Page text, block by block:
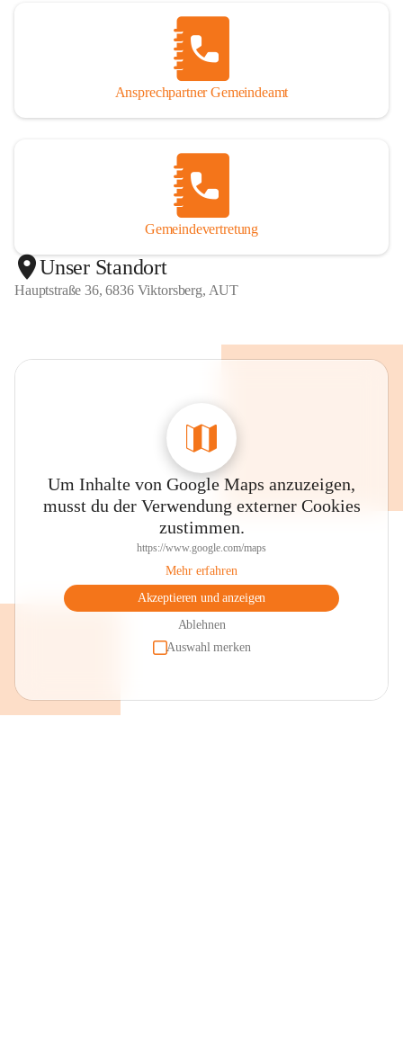
Ansprechpartner Gemeindeamt
Gemeindevertretung
Unser Standort
Hauptstraße 36, 6836 Viktorsberg, AUT
Um Inhalte von Google Maps anzuzeigen,
musst du der Verwendung externer Cookies
zustimmen.
https://www.google.com/maps
Mehr erfahren
Akzeptieren und anzeigen
Ablehnen
Auswahl merken